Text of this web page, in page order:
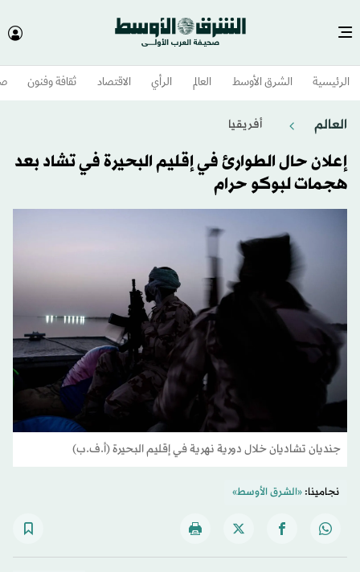
الرئيسية الشرق الأوسط​ العالم الرأي الاقتصاد ثقافة وفنون
العالم أفريقيا
إعلان حال الطوارئ في إقليم البحيرة في تشاد بعد
هجمات لبوكو حرام
جنديان تشاديان خلال دورية نهرية في إقليم البحيرة (أ.ف.ب)
نجامينا:«الشرق الأوسط»